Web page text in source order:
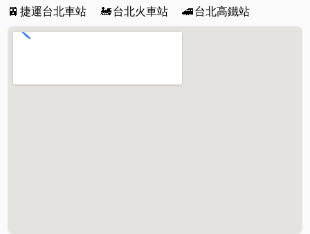
🚈 捷運台北車站 🚂台北火車站 🚄台北高鐵站